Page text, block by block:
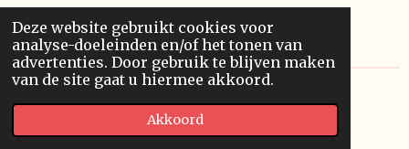
Deze website gebruikt cookies voor
analyse-doeleinden en/of het tonen van
advertenties. Door gebruik te blijven maken
van de site gaat u hiermee akkoord.
Akkoord